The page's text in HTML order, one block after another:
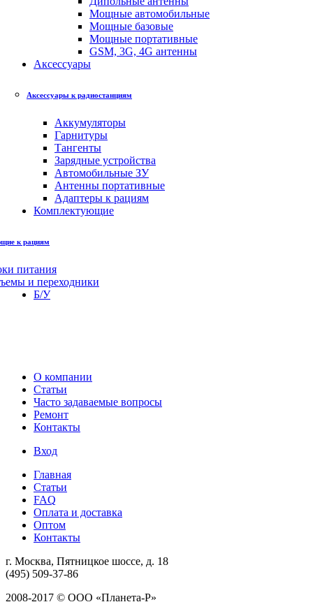
Мощные автомобильные
Мощные базовые
Мощные портативные
GSM, 3G, 4G антенны
Аксессуары
Аксессуары к радиостанциям
Аккумуляторы
Гарнитуры
Тангенты
Зарядные устройства
Автомобильные ЗУ
Антенны портативные
Адаптеры к рациям
Комплектующие
к рациям
питания
и переходники
Б/У
О компании
Статьи
Часто задаваемые вопросы
Ремонт
Контакты
Вход
Главная
Статьи
FAQ
Оплата и доставка
Оптом
Контакты
г. Москва, Пятницкое шоссе, д. 18
(495) 509-37-86
2008-2017 © ООО «Планета-Р»